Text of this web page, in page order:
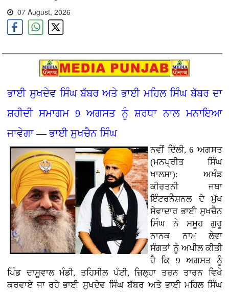
07 August, 2026
ਭਾਈ ਸੁਖਦੇਵ ਸਿੰਘ ਬੱਬਰ ਅਤੇ ਭਾਈ ਮਹਿਲ ਸਿੰਘ ਬੱਬਰ ਦਾ
ਸ਼ਹੀਦੀ ਸਮਾਗਮ 9 ਅਗਸਤ ਨੂੰ ਸ਼ਰਧਾ ਨਾਲ ਮਨਾਇਆ
ਜਾਵੇਗਾ — ਭਾਈ ਸੁਖਚੈਨ ਸਿੰਘ
ਨਵੀਂ ਦਿੱਲੀ, 6 ਅਗਸਤ
(ਮਨਪ੍ਰੀਤ ਸਿੰਘ
ਖਾਲਸਾ): ਅਖੰਡ
ਕੀਰਤਨੀ ਜਥਾ
ਇੰਟਰਨੈਸ਼ਨਲ ਦੇ ਮੁੱਖ
ਸੇਵਾਦਾਰ ਭਾਈ ਸੁਖਚੈਨ
ਸਿੰਘ ਨੇ ਸਮੂਹ ਗੁਰੂ
ਨਾਨਕ ਨਾਮ ਲੇਵਾ
ਸੰਗਤਾਂ ਨੂੰ ਅਪੀਲ ਕੀਤੀ
ਹੈ ਕਿ 9 ਅਗਸਤ ਨੂੰ
ਪਿੰਡ ਦਾਸੂਵਾਲ ਮੰਡੀ, ਤਹਿਸੀਲ ਪੱਟੀ, ਜ਼ਿਲ੍ਹਾ ਤਰਨ ਤਾਰਨ ਵਿਖੇ
ਕਰਵਾਏ ਜਾ ਰਹੇ ਭਾਈ ਸੁਖਦੇਵ ਸਿੰਘ ਬੱਬਰ ਅਤੇ ਭਾਈ ਮਹਿਲ ਸਿੰਘ